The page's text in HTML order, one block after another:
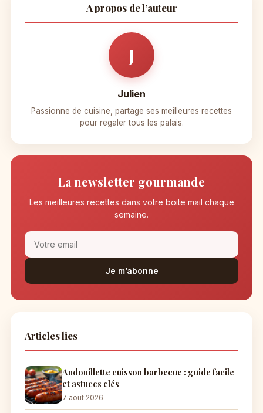
A propos de l’auteur
J
Julien
Passionne de cuisine, partage ses meilleures recettes
pour regaler tous les palais.
La newsletter gourmande
Les meilleures recettes dans votre boite mail chaque
semaine.
Je m’abonne
Articles lies
Andouillette cuisson barbecue : guide facile
et astuces clés
7 aout 2026